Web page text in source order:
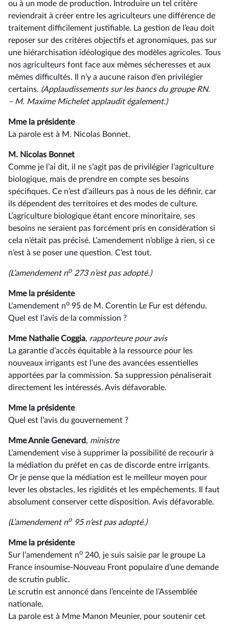
ou à un mode de production. Introduire un tel critère
reviendrait à créer entre les agriculteurs une différence de
traitement difficilement justifiable. La gestion de l’eau doit
reposer sur des critères objectifs et agronomiques, pas sur
une hiérarchisation idéologique des modèles agricoles. Tous
nos agriculteurs font face aux mêmes sécheresses et aux
mêmes difficultés. Il n’y a aucune raison d’en privilégier
certains. (Applaudissements sur les bancs du groupe RN.
–⁠ M. Maxime Michelet applaudit également.)
Mme la présidente
La parole est à M. Nicolas Bonnet.
M. Nicolas Bonnet
Comme je l’ai dit, il ne s’agit pas de privilégier l’agriculture
biologique, mais de prendre en compte ses besoins
spécifiques. Ce n’est d’ailleurs pas à nous de les définir, car
ils dépendent des territoires et des modes de culture.
L’agriculture biologique étant encore minoritaire, ses
besoins ne seraient pas forcément pris en considération si
cela n’était pas précisé. L’amendement n’oblige à rien, si ce
n’est à se poser une question. C’est tout.
(L’amendement no 273 n’est pas adopté.)
Mme la présidente
L’amendement no 95 de M. Corentin Le Fur est défendu.
Quel est l’avis de la commission ?
Mme Nathalie Coggia, rapporteure pour avis
La garantie d’accès équitable à la ressource pour les
nouveaux irrigants est l’une des avancées essentielles
apportées par la commission. Sa suppression pénaliserait
directement les intéressés. Avis défavorable.
Mme la présidente
Quel est l’avis du gouvernement ?
Mme Annie Genevard, ministre
L’amendement vise à supprimer la possibilité de recourir à
la médiation du préfet en cas de discorde entre irrigants.
Or je pense que la médiation est le meilleur moyen pour
lever les obstacles, les rigidités et les empêchements. Il faut
absolument conserver cette disposition. Avis défavorable.
(L’amendement no 95 n’est pas adopté.)
Mme la présidente
Sur l’amendement no 240, je suis saisie par le groupe La
France insoumise-Nouveau Front populaire d’une demande
de scrutin public.
Le scrutin est annoncé dans l’enceinte de l’Assemblée
nationale.
La parole est à Mme Manon Meunier, pour soutenir cet